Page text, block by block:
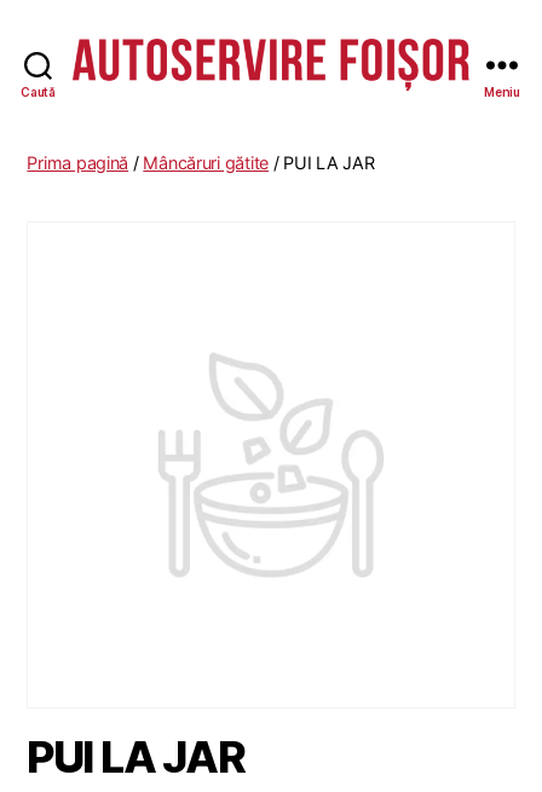
Caută Meniu
Prima pagină / Mâncăruri gătite / PUI LA JAR
PUI LA JAR